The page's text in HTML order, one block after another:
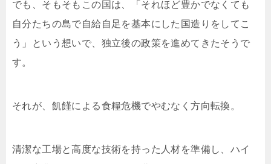
でも、そもそもこの国は、「それほど豊かでなくても
自分たちの島で自給自足を基本にした国造りをしてこ
う」という想いで、独立後の政策を進めてきたそうで
す。
それが、飢饉による食糧危機でやむなく方向転換。
清潔な工場と高度な技術を持った人材を準備し、ハイ